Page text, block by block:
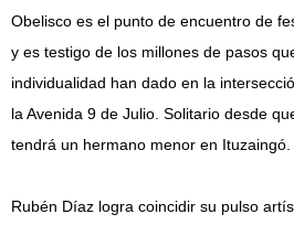
Obelisco es el punto de encuentro de
y es testigo de los millones de pasos
individualidad han dado en la
la Avenida 9 de Julio. Solitario desde
tendrá un hermano menor en Ituzaingó.
Rubén Díaz logra coincidir su pulso